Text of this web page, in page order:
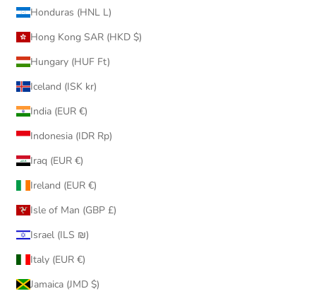
Honduras (HNL L)
Hong Kong SAR (HKD $)
Hungary (HUF Ft)
Iceland (ISK kr)
India (EUR €)
Indonesia (IDR Rp)
Iraq (EUR €)
Ireland (EUR €)
Isle of Man (GBP £)
Israel (ILS ₪)
Italy (EUR €)
Jamaica (JMD $)